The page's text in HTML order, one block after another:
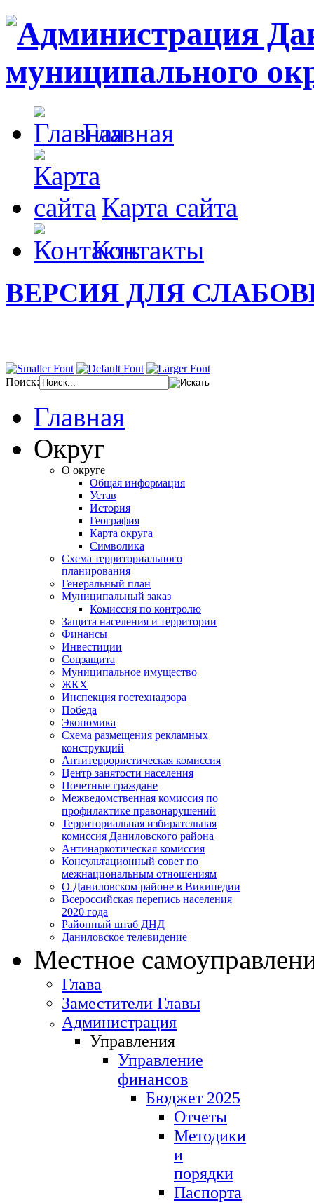
Главная
Карта сайта
Контакты
ВЕРСИЯ ДЛЯ
Поиск:
Главная
Округ
О округе
Общая информация
Устав
История
География
Карта округа
Символика
Схема территориального
планирования
Генеральный план
Муниципальный заказ
Комиссия по контролю
Защита населения и территории
Финансы
Инвестиции
Соцзащита
Муниципальное имущество
ЖКХ
Инспекция гостехнадзора
Победа
Экономика
Схема размещения рекламных
конструкций
Антитеррористическая комиссия
Центр занятости населения
Почетные граждане
Межведомственная комиссия по
профилактике правонарушений
Территориальная избирательная
комиссия Даниловского района
Антинаркотическая комиссия
Консультационный совет по
межнациональным отношениям
О Даниловском районе в Википедии
Всероссийская перепись населения
2020 года
Районный штаб ДНД
Даниловское телевидение
Местное
Глава
Заместители Главы
Администрация
Управления
Управление
финансов
Бюджет 2025
Отчеты
Методики
и
порядки
Паспорта